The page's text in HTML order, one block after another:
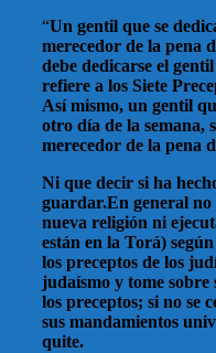
“Un gentil que se
merecedor de la pena
debe dedicarse el
refiere a los Siete
Así mismo, un gentil
otro día de la semana,
merecedor de la pena
Ni que decir si ha
guardar.En general
nueva religión ni
están en la Torá)
los preceptos de los
judaísmo y tome
los preceptos; si no se
sus mandamientos
quite.